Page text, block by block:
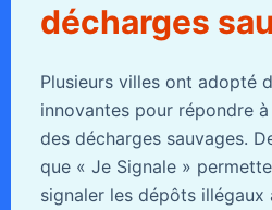
décharges
Plusieurs villes ont adopté
innovantes pour répondre
des décharges sauvages.
que « Je Signale »
signaler les dépôts